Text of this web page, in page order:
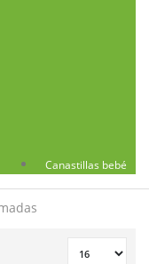
Canastillas bebé